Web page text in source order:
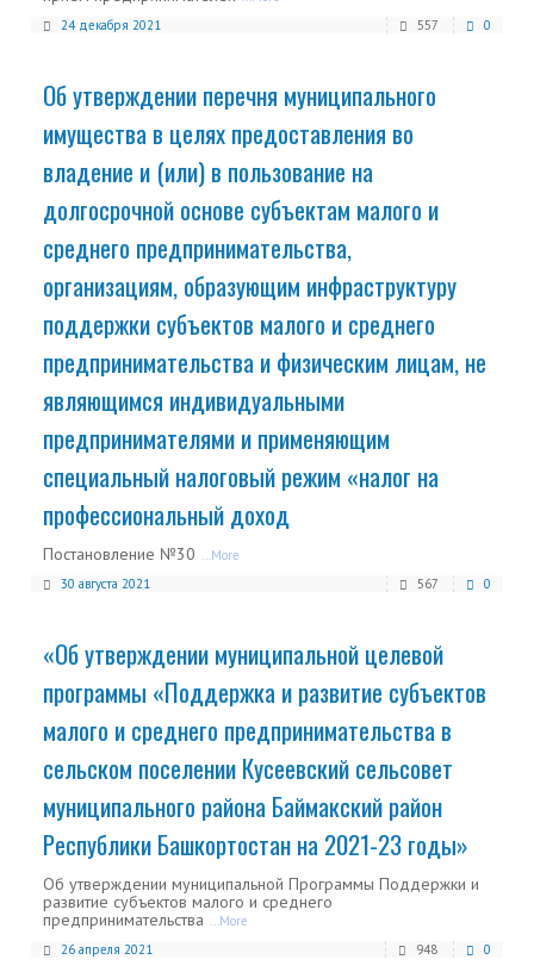
24 декабря 2021
557 0
Об утверждении перечня муниципального
имущества в целях предоставления во
владение и (или) в пользование на
долгосрочной основе субъектам малого и
среднего предпринимательства,
организациям, образующим инфраструктуру
поддержки субъектов малого и среднего
предпринимательства и физическим лицам, не
являющимся индивидуальными
предпринимателями и применяющим
специальный налоговый режим «налог на
профессиональный доход
Постановление №30 ...More
30 августа 2021
567 0
«Об утверждении муниципальной целевой
программы «Поддержка и развитие субъектов
малого и среднего предпринимательства в
сельском поселении Кусеевский сельсовет
муниципального района Баймакский район
Республики Башкортостан на 2021-23 годы»
Об утверждении муниципальной Программы Поддержки и
развитие субъектов малого и среднего
предпринимательства ...More
26 апреля 2021
948 0